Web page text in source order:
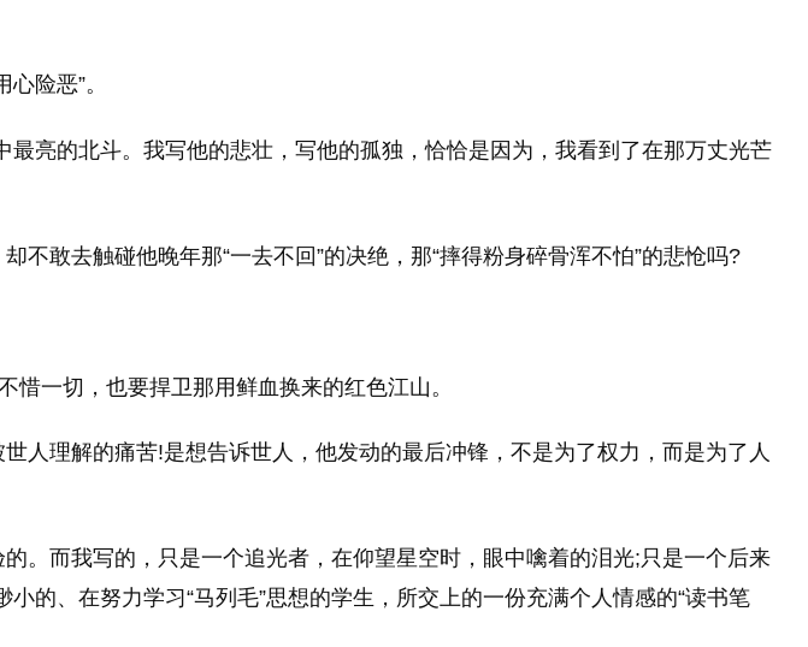
险恶”。
亮的北斗。我写他的悲壮，写他的孤独，恰恰是因为，我看到了在那万丈光芒
不敢去触碰他晚年那“一去不回”的决绝，那“摔得粉身碎骨浑不怕”的悲怆吗?
一切，也要捍卫那用鲜血换来的红色江山。
人理解的痛苦!是想告诉世人，他发动的最后冲锋，不是为了权力，而是为了人
。而我写的，只是一个追光者，在仰望星空时，眼中噙着的泪光;只是一个后来
的、在努力学习“马列毛”思想的学生，所交上的一份充满个人情感的“读书笔